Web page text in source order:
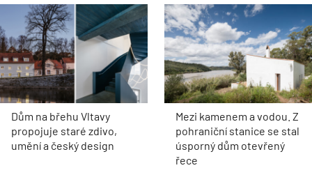
Dům na břehu Vltavy
propojuje staré zdivo,
umění a český design
Mezi kamenem a vodou. Z
pohraniční stanice se stal
úsporný dům otevřený
řece